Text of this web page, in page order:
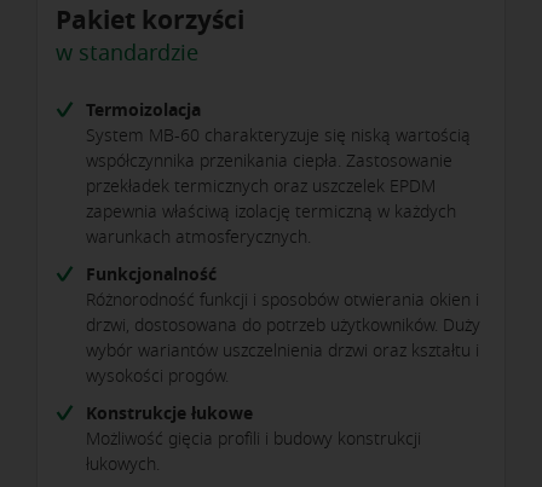
Pakiet korzyści
w standardzie
Termoizolacja
System MB-60 charakteryzuje się niską wartością
współczynnika przenikania ciepła. Zastosowanie
przekładek termicznych oraz uszczelek EPDM
zapewnia właściwą izolację termiczną w każdych
warunkach atmosferycznych.
Funkcjonalność
Różnorodność funkcji i sposobów otwierania okien i
drzwi, dostosowana do potrzeb użytkowników. Duży
wybór wariantów uszczelnienia drzwi oraz kształtu i
wysokości progów.
Konstrukcje łukowe
Możliwość gięcia profili i budowy konstrukcji
łukowych.